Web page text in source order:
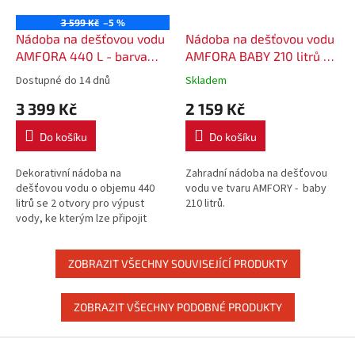
3 599 Kč –5 %
Nádoba na dešťovou vodu
AMFORA 440 L - barva
antracit
Dostupné do 14 dnů
3 399 Kč
Do košíku
Dekorativní nádoba na
dešťovou vodu o objemu 440
litrů se 2 otvory pro výpust
vody, ke kterým lze připojit
Nádoba na dešťovou vodu
AMFORA BABY 210 litrů -
barva terakota (cihlová)
Skladem
2 159 Kč
Do košíku
Zahradní nádoba na dešťovou
vodu ve tvaru AMFORY - baby
210 litrů.
ZOBRAZIT VŠECHNY SOUVISEJÍCÍ PRODUKTY
ZOBRAZIT VŠECHNY PODOBNÉ PRODUKTY